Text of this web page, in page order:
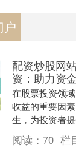
户
配资炒股网
资：助力资
在股票投资领
收益的重要因
生，为投资者
投资更从容。 *
以帮助投....
阅读： 70 栏